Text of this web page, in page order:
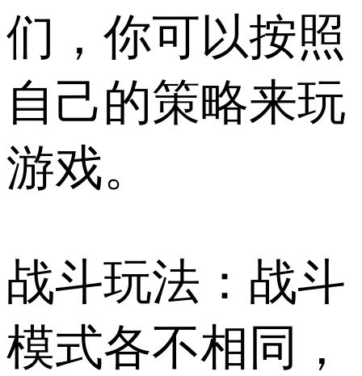
们，你可以按照
自己的策略来玩
游戏。
战斗玩法：战斗
模式各不相同，